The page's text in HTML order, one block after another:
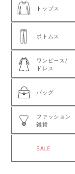
トップス
ボトムス
ワンピース/
ドレス
バッグ
ファッション
雑貨
SALE